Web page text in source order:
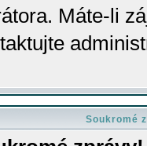
Máte-li
Soukromé